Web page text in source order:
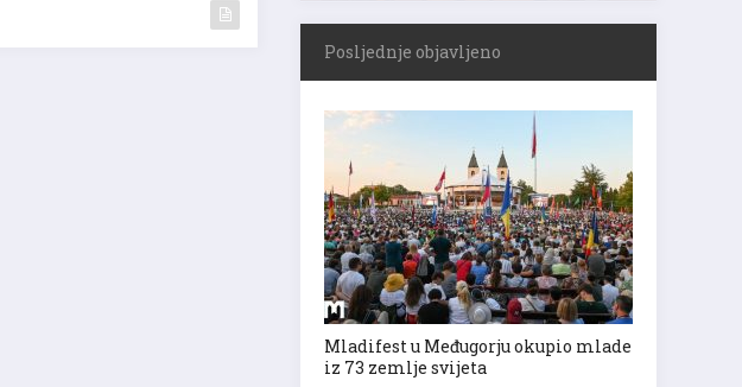
Posljednje objavljeno
Mladifest u Međugorju okupio mlade
iz 73 zemlje svijeta